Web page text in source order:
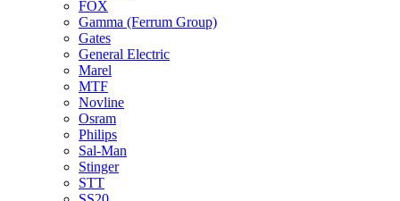
FOX
Gamma (Ferrum Group)
Gates
General Electric
Marel
MTF
Novline
Osram
Philips
Sal-Man
Stinger
STT